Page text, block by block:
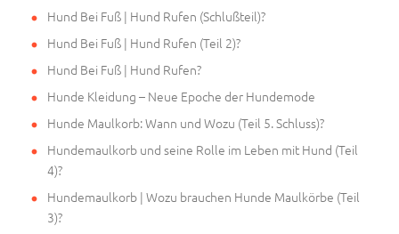
Hund Bei Fuß | Hund Rufen (Schlußteil)?
Hund Bei Fuß | Hund Rufen (Teil 2)?
Hund Bei Fuß | Hund Rufen?
Hunde Kleidung – Neue Epoche der Hundemode
Hunde Maulkorb: Wann und Wozu (Teil 5. Schluss)?
Hundemaulkorb und seine Rolle im Leben mit Hund (Teil
4)?
Hundemaulkorb | Wozu brauchen Hunde Maulkörbe (Teil
3)?